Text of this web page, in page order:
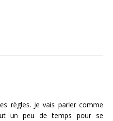
règles. Je vais parler comme
un peu de temps pour se